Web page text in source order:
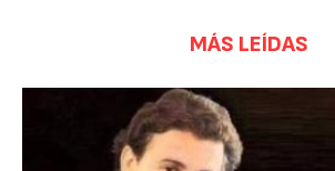
MÁS LEÍDAS